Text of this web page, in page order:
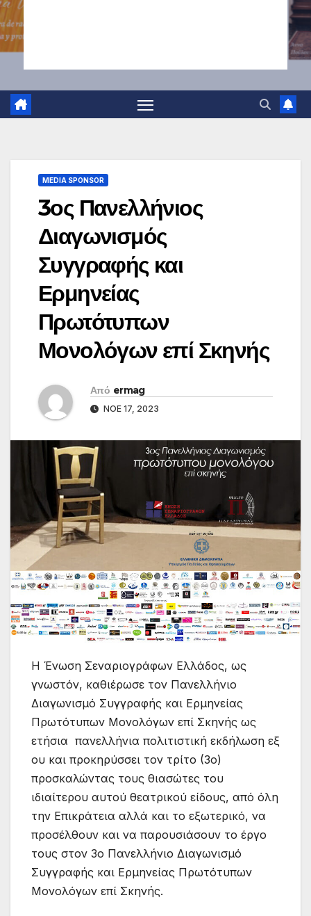
MEDIA SPONSOR
3ος Πανελλήνιος
Διαγωνισμός
Συγγραφής και
Ερμηνείας
Πρωτότυπων
Μονολόγων επί Σκηνής
Από ermag
ΝΟΈ 17, 2023
Η Ένωση Σεναριογράφων Ελλάδος, ως
γνωστόν, καθιέρωσε τον Πανελλήνιο
Διαγωνισμό Συγγραφής και Ερμηνείας
Πρωτότυπων Μονολόγων επί Σκηνής ως
ετήσια πανελλήνια πολιτιστική εκδήλωση εξ
ου και προκηρύσσει τον τρίτο (3ο)
προσκαλώντας τους θιασώτες του
ιδιαίτερου αυτού θεατρικού είδους, από όλη
την Επικράτεια αλλά και το εξωτερικό, να
προσέλθουν και να παρουσιάσουν το έργο
τους στον 3ο Πανελλήνιο Διαγωνισμό
Συγγραφής και Ερμηνείας Πρωτότυπων
Μονολόγων επί Σκηνής.